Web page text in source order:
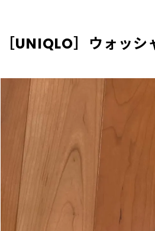
［UNIQLO］ウォッ